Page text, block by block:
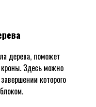
дерева, поможет
кроны. Здесь можно
которого